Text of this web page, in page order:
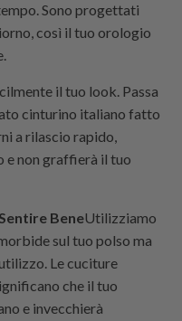
Sono progettati
così il tuo orologio
il tuo look. Passa
cinturino italiano fatto
a rilascio rapido,
e non graffierà il tuo
BeneUtilizziamo
sul tuo polso ma
Le cuciture
che il tuo
e invecchierà